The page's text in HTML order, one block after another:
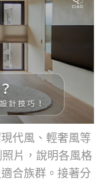
代風、輕奢風等
片，說明各風格
合族群。接著分